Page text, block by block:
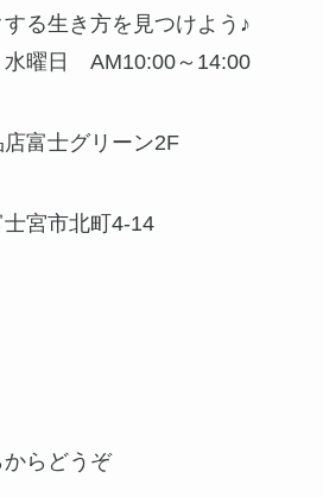
る生き方を見つけよう♪
曜日 AM10:00～14:00
士グリーン2F
北町4-14
らどうぞ